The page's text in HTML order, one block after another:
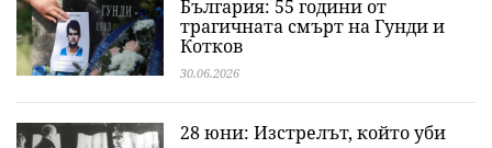
България: 55 години от
трагичната смърт на Гунди и
Котков
30.06.2026
28 юни: Изстрелът, който уби